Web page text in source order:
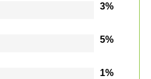
3%
5%
1%